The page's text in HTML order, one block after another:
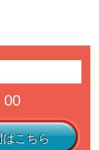
00
こちら